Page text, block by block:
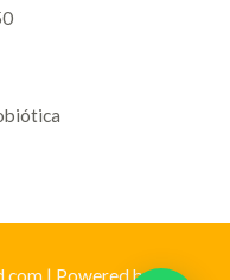
| Powered by